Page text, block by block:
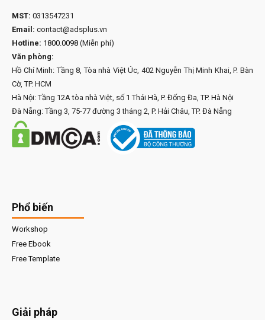
MST: 0313547231
Email: contact@adsplus.vn
Hotline: 1800.0098 (Miễn phí)
Văn phòng:
Hồ Chí Minh: Tầng 8, Tòa nhà Việt Úc, 402 Nguyễn Thị Minh Khai, P. Bàn
Cờ, TP. HCM
Hà Nội: Tầng 12A tòa nhà Việt, số 1 Thái Hà, P. Đống Đa, TP. Hà Nội
Đà Nẵng: Tầng 3, 75-77 đường 3 tháng 2, P. Hải Châu, TP. Đà Nẵng
Phổ biến
Workshop
Free Ebook
Free Template
Giải pháp